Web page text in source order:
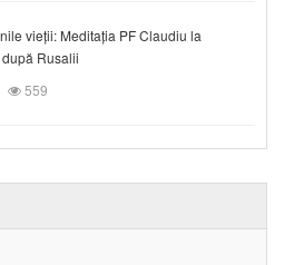
vieții: Meditația PF Claudiu la
Rusalii
559